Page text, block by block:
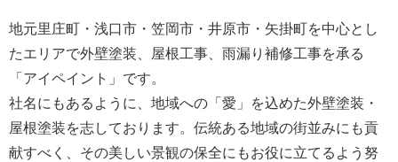
地元里庄町・浅口市・笠岡市・井原市・矢掛町を中心とし
たエリアで外壁塗装、屋根工事、雨漏り補修工事を承る
「アイペイント」です。
社名にもあるように、地域への「愛」を込めた外壁塗装・
屋根塗装を志しております。伝統ある地域の街並みにも貢
献すべく、その美しい景観の保全にもお役に立てるよう努